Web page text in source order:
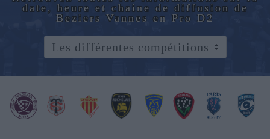
date, heure et chaine de diffusion de
Beziers Vannes en Pro D2